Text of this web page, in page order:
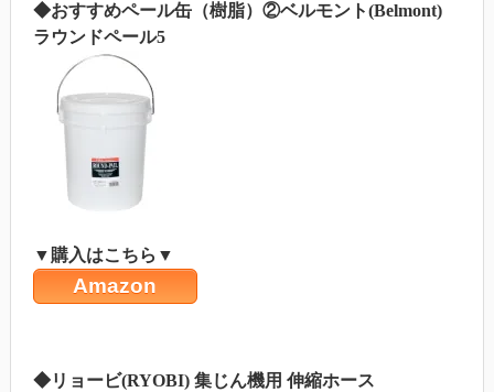
◆おすすめペール缶（樹脂）②ベルモント(Belmont)
ラウンドペール5
▼購入はこちら▼
Amazon
◆リョービ(RYOBI) 集じん機用 伸縮ホース